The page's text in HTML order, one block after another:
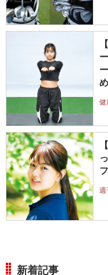
健
週
新着記事